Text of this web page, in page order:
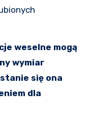
weselne mogą
wymiar
się ona
dla